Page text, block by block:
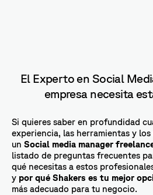
El Experto en Social
empresa necesita
Si quieres saber en profundidad
experiencia, las herramientas y
un Social media manager
listado de preguntas frecuentes
qué necesitas a estos
y por qué Shakers es tu mejor
más adecuado para tu negocio.